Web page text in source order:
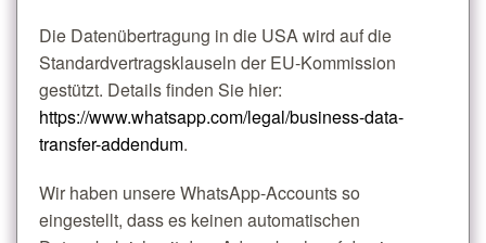
Die Datenübertragung in die USA wird auf die
Standardvertragsklauseln der EU-Kommission
gestützt. Details finden Sie hier:
https://www.whatsapp.com/legal/business-data-
transfer-addendum.
Wir haben unsere WhatsApp-Accounts so
eingestellt, dass es keinen automatischen